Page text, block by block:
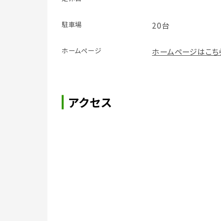
駐車場 20台
ホームページ ホームページはこち
アクセス